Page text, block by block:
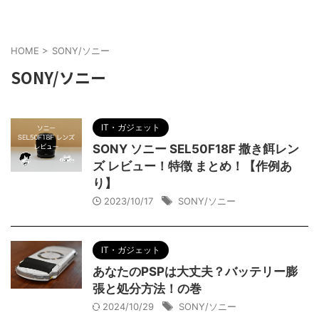
HOME > SONY/ソニー
SONY/ソニー
IT・ガジェット
SONY ソニー SEL50F18F 撒き餌レン
ズ レビュー！特徴 まとめ！【作例あ
り】
2023/10/17 SONY/ソニー
IT・ガジェット
あなたのPSPは大丈夫？バッテリー膨
張と処分方法！の巻
2024/10/29 SONY/ソニー